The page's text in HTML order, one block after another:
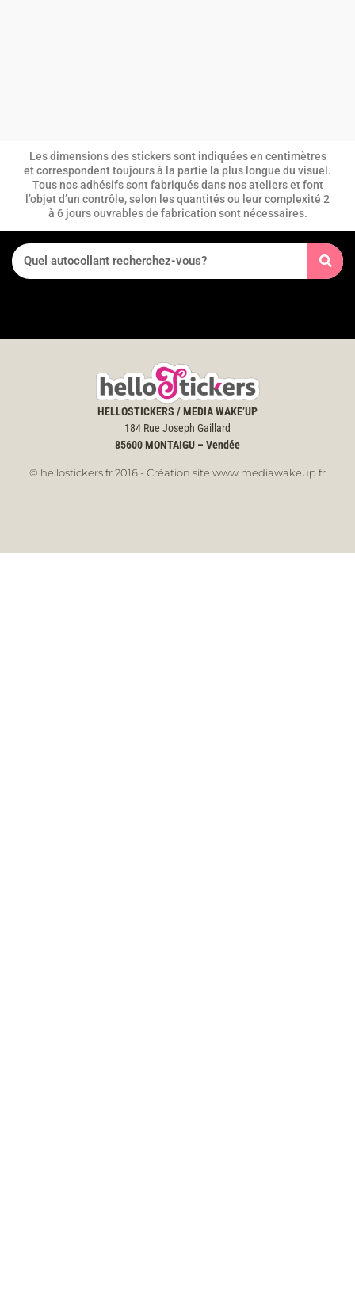
Les dimensions des stickers sont indiquées en centimètres
et correspondent toujours à la partie la plus longue du visuel.
Tous nos adhésifs sont fabriqués dans nos ateliers et font
l’objet d’un contrôle, selon les quantités ou leur complexité 2
à 6 jours ouvrables de fabrication sont nécessaires.
HELLOSTICKERS / MEDIA WAKE’UP
184 Rue Joseph Gaillard
85600MONTAIGU – Vendée
© hellostickers.fr 2016 - Création site www.mediawakeup.fr